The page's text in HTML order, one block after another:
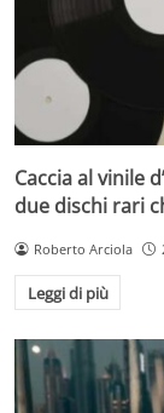
Caccia al vinile
due dischi rari
Roberto Arciola
Leggi di più